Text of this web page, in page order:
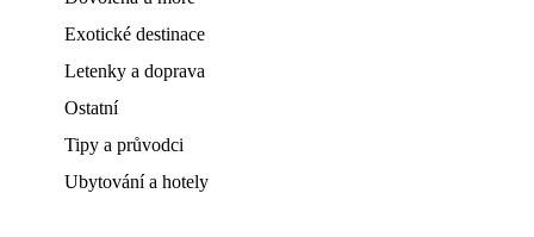
Exotické destinace
Letenky a doprava
Ostatní
Tipy a průvodci
Ubytování a hotely